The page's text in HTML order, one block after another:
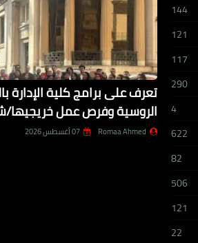
144
121
117
290
4
622
82
506
121
22
تعرف على برامج كلية الإدارة
الروسية وفرص عمل خريجيها/
Romaa Ahmed 07 أغسطس 2026